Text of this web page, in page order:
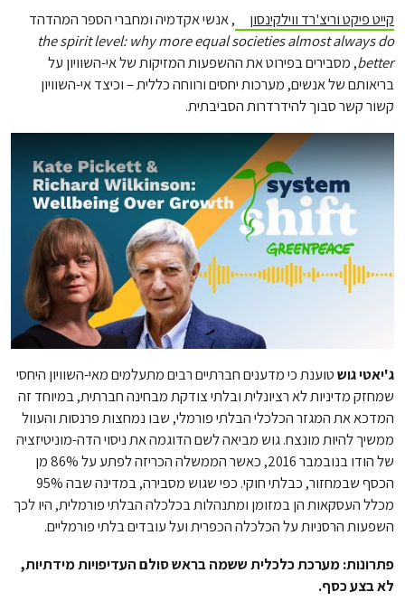
קייט פיקט וריצ'רד ווילקינסון
, אנשי אקדמיה ומחברי הספר המהדהד
the spirit level: why more equal societies almost always do
better, מסבירים בפירוט את ההשפעות המזיקות של אי-השוויון על
בריאותם של אנשים, מערכות יחסים ורווחה כללית – וכיצד אי-השוויון
קשור קשר סבוך להידרדרות הסביבתית.
ג'יאטי גושטוענת כי מדענים חברתיים רבים מתעלמים מאי-השוויון היחסי
שמחזק מדיניות לא רציונלית ובלתי צודקת מבחינה חברתית, במיוחד זה
המדכא את המגזר הכלכלי הבלתי פורמלי, שבו נמחצות פרנסות והעוול
ממשיך להיות מונצח. גוש מביאה לשם הדוגמה את ניסוי הדה-מוניטיזציה
של הודו בנובמבר 2016, כאשר הממשלה הכריזה לפתע על 86% מן
הכסף שבמחזור, כבלתי חוקי. כפי שגוש מסבירה, במדינה שבה 95%
מכלל העסקאות הן במזומן ומתנהלות בכלכלה הבלתי פורמלית, היו לכך
השפעות הרסניות על הכלכלה הכפרית ועל עובדים בלתי פורמליים.
פתרונות: מערכת כלכלית ששמה בראש סולם העדיפויות מידתיות,
לא בצע כסף.